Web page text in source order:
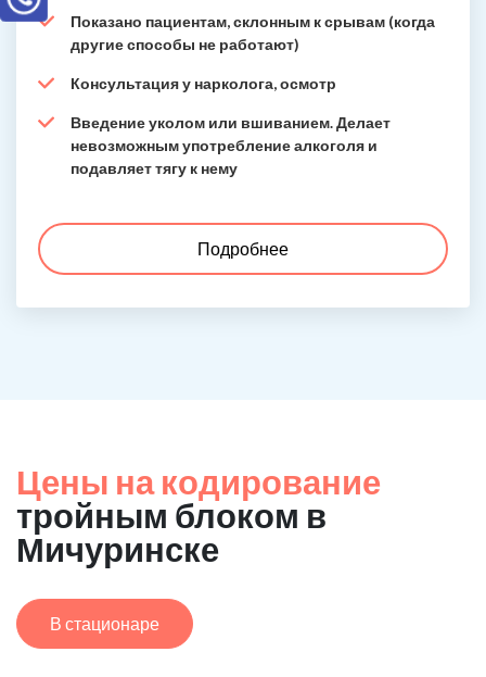
Показано пациентам, склонным к срывам (когда
другие способы не работают)
Консультация у нарколога, осмотр
Введение уколом или вшиванием. Делает
невозможным употребление алкоголя и
подавляет тягу к нему
Подробнее
Цены на кодирование
тройным блоком в
Мичуринске
В стационаре